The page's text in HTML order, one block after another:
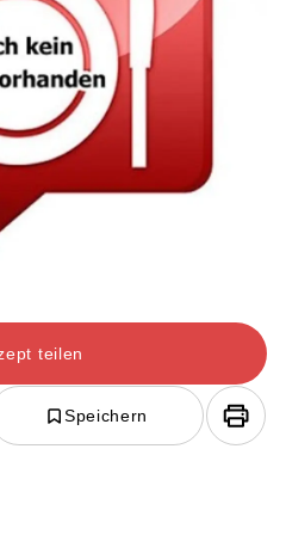
teilen
Speichern